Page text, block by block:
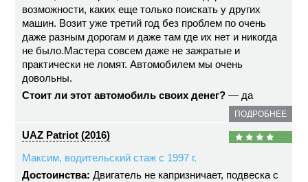
возможности, каких еще только поискать у других
машин. Возит уже третий год без проблем по очень
даже разным дорогам и даже там где их нет и никогда
не было.Мастера совсем даже не зажратые и
практически не ломят. Автомобилем мы очень
довольны.
Стоит ли этот автомобиль своих денег? — да
ПОДРОБНЕЕ
UAZ Patriot (2016)
Максим, водительский стаж с 1997 г.
Достоинства: Двигатель не капризничает, подвеска с